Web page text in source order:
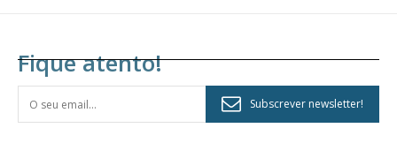
Fique atento!
Subscrever newsletter!